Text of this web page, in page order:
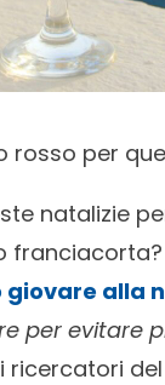
rosso per
natalizie
alla
per evitare
ricercatori del